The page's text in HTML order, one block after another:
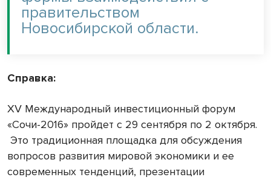
правительством
Новосибирской области.
Справка:
XV Международный инвестиционный форум
«Сочи-2016» пройдет с 29 сентября по 2 октября.
Это традиционная площадка для обсуждения
вопросов развития мировой экономики и ее
современных тенденций, презентации